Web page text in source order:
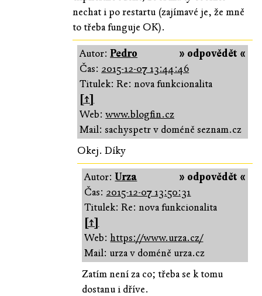
nechat i po restartu (zajímavé je, že mně
to třeba funguje OK).
» odpovědět «
Autor:Pedro
Čas: 2015-12-07 13:44:46
Titulek: Re: nova funkcionalita
[↑]
Web:www.blogfin.cz
Mail: sachyspetr v doméně seznam.cz
Okej. Díky
» odpovědět «
Autor:Urza
Čas: 2015-12-07 13:50:31
Titulek: Re: nova funkcionalita
[↑]
Web:https://www.urza.cz/
Mail: urza v doméně urza.cz
Zatím není za co; třeba se k tomu
dostanu i dříve.